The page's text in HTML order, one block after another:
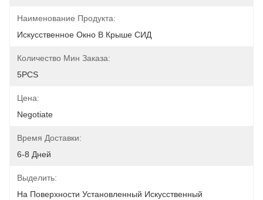
Наименование Продукта:
Искусственное Окно В Крыше СИД
Количество Мин Заказа:
5PCS
Цена:
Negotiate
Время Доставки:
6-8 Дней
Выделить:
На Поверхности Установленный Искусственный